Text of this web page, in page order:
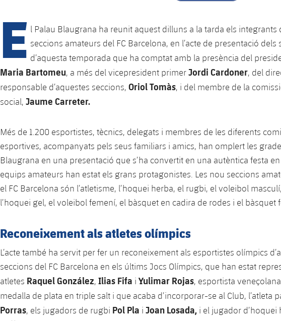
E l Palau Blaugrana ha reunit aquest dilluns a la tarda els integrants
seccions amateurs del FC Barcelona, en l’acte de presentació dels
d’aquesta temporada que ha comptat amb la presència del
Maria Bartomeu, a més del vicepresident primerJordi Cardoner, del
responsable d’aquestes seccions, Oriol Tomàs, i del membre de la
social, Jaume Carreter.
Més de 1.200 esportistes, tècnics, delegats i membres de les diferents
esportives, acompanyats pels seus familiars i amics, han omplert les
Blaugrana en una presentació que s’ha convertit en una autèntica festa
equips amateurs han estat els grans protagonistes. Les nou seccions
el FC Barcelona són l’atletisme, l’hoquei herba, el rugbi, el voleibol
l’hoquei gel, el voleibol femení, el bàsquet en cadira de rodes i el bàsquet
Reconeixement als atletes olímpics
L’acte també ha servit per fer un reconeixement als esportistes olímpics
seccions del FC Barcelona en els últims Jocs Olímpics, que han estat
atletes Raquel González, Ilias Fifa i Yulimar Rojas, esportista
medalla de plata en triple salt i que acaba d’incorporar-se al Club, l’atleta
Porras, els jugadors de rugbi Pol Pla i Joan Losada, i el jugador d’hoquei